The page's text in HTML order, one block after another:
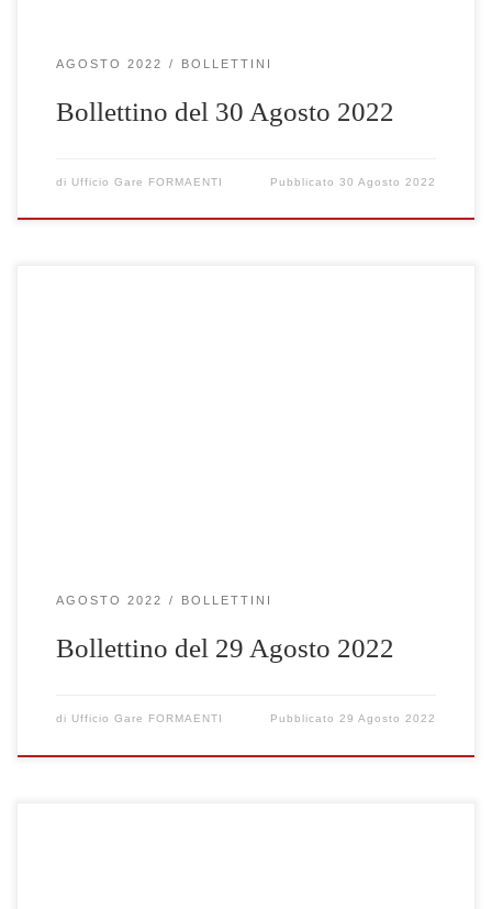
AGOSTO 2022 BOLLETTINI
Bollettino del 30 Agosto 2022
di Ufficio Gare FORMAENTI Pubblicato30 Agosto 2022
AGOSTO 2022 BOLLETTINI
Bollettino del 29 Agosto 2022
di Ufficio Gare FORMAENTI Pubblicato29 Agosto 2022